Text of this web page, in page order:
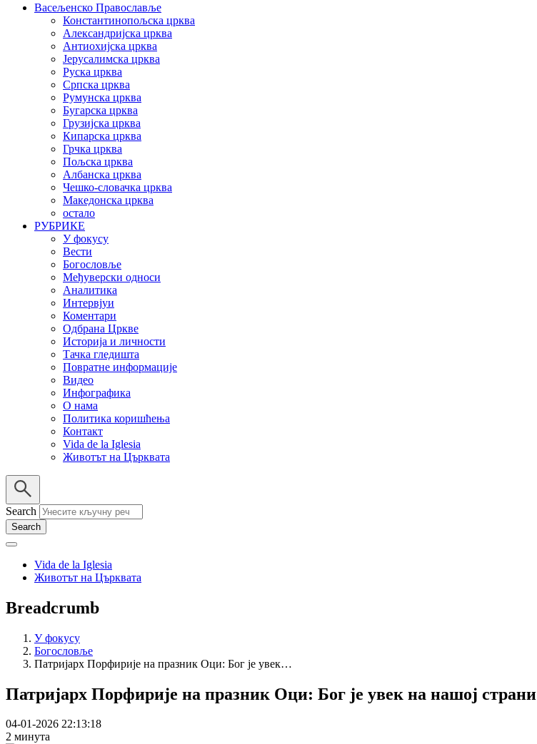
Васељенско Православље
Константинопољска црква
Александријска црква
Антиохијска црква
Јерусалимска црква
Руска црква
Српска црква
Румунска црква
Бугарска црква
Грузијска црква
Кипарска црква
Грчка црква
Пољска црква
Албанска црква
Чешко-словачка црква
Македонска црква
остало
РУБРИКЕ
У фокусу
Вести
Богословље
Међуверски односи
Аналитика
Интервјуи
Коментари
Одбрана Цркве
Историја и личности
Тачка гледишта
Повратне информације
Видео
Инфографика
О нама
Политика коришћења
Контакт
Vida de la Iglesia
Животът на Църквата
Search
Vida de la Iglesia
Животът на Църквата
Breadcrumb
У фокусу
Богословље
Патријарх Порфирије на празник Оци: Бог је увек…
Патријарх Порфирије на празник Оци: Бог је увек на нашој страни
04-01-2026 22:13:18
2 минута